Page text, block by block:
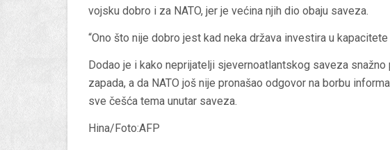
vojsku dobro i za NATO, jer je većina njih dio obaju saveza.
“Ono što nije dobro jest kad neka država investira u
Dodao je i kako neprijatelji sjevernoatlantskog saveza snažno
zapada, a da NATO još nije pronašao odgovor na borbu
sve češća tema unutar saveza.
Hina/Foto:AFP